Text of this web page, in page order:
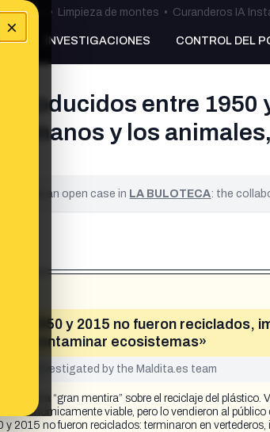
×
Ceuta • Limpieza de montes • Curanderos IA
INVESTIGACIONES CONTROL DEL
producidos entre
y los
It is an open case in LA BULOTECA: the
1950 y 2015 no fueron reciclados,
de contaminar ecosistemas»
been investigated by the Maldita.es team
una “gran mentira” sobre el reciclaje del plástico.
ni económicamente viable, pero lo vendieron al
2015 no fueron reciclados: terminaron en vertederos,